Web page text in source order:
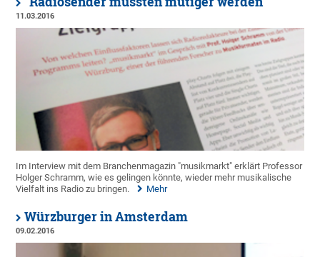
11.03.2016
Im Interview mit dem Branchenmagazin "musikmarkt" erklärt Professor
Holger Schramm, wie es gelingen könnte, wieder mehr musikalische
Vielfalt ins Radio zu bringen.
Mehr
Würzburger in Amsterdam
09.02.2016